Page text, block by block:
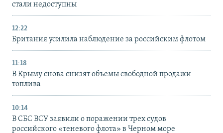
стали недоступны
12:22
Британия усилила наблюдение за российским флотом
11:18
В Крыму снова снизят объемы свободной продажи
топлива
10:14
В СБС ВСУ заявили о поражении трех судов
российского «теневого флота» в Черном море